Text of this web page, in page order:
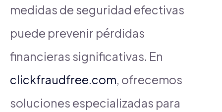
medidas de seguridad efectivas
puede prevenir pérdidas
financieras significativas. En
clickfraudfree.com, ofrecemos
soluciones especializadas para